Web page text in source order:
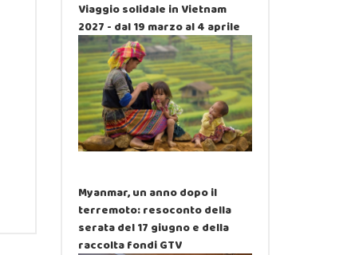
Viaggio solidale in Vietnam
2027 - dal 19 marzo al 4 aprile
Myanmar, un anno dopo il
terremoto: resoconto della
serata del 17 giugno e della
raccolta fondi GTV